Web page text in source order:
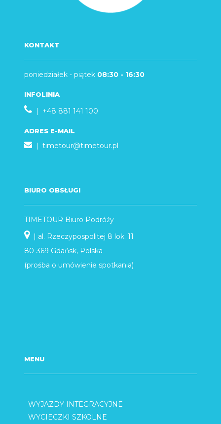
KONTAKT
poniedziałek - piątek 08:30 - 16:30
INFOLINIA
| +48 881 141 100
ADRES E-MAIL
| timetour@timetour.pl
BIURO OBSŁUGI
TIMETOUR Biuro Podróży
| al. Rzeczypospolitej 8 lok. 11
80-369 Gdańsk, Polska
(prośba o umówienie spotkania)
MENU
WYJAZDY INTEGRACYJNE
WYCIECZKI SZKOLNE